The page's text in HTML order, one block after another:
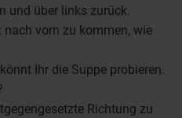
und über links zurück.
nach vorn zu kommen, wie
Ihr die Suppe probieren.
Richtung zu